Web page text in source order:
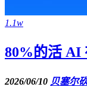
1.1w
80%的活 AI
2026/06/10 贝塞尔